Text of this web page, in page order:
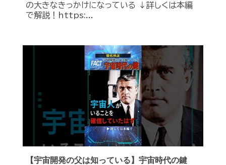
の大きなきっかけになっている ↓詳しくは本編
で解説！https:...
【宇宙開発の父は知っている】宇宙時代の鍵